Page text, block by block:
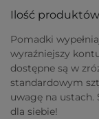
Ilość
Pomadki
wyraźniejszy
dostępne są w
standardowym
uwagę na ustach.
dla siebie!